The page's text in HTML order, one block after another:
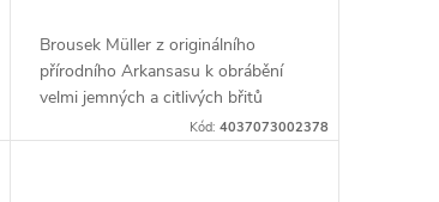
Brousek Müller z originálního
přírodního Arkansasu k obrábění
velmi jemných a citlivých břitů
Kód: 4037073002378